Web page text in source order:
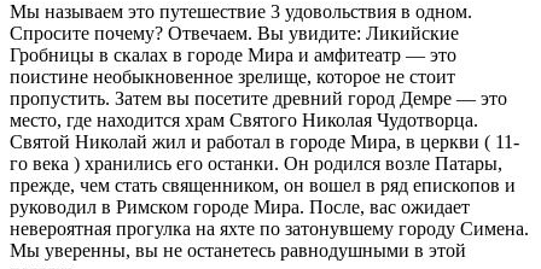
Мы называем это путешествие 3 удовольствия в одном.
Спросите почему? Отвечаем. Вы увидите: Ликийские
Гробницы в скалах в городе Мира и амфитеатр — это
поистине необыкновенное зрелище, которое не стоит
пропустить. Затем вы посетите древний город Демре — это
место, где находится храм Святого Николая Чудотворца.
Святой Николай жил и работал в городе Мира, в церкви ( 11-
го века ) хранились его останки. Он родился возле Патары,
прежде, чем стать священником, он вошел в ряд епископов и
руководил в Римском городе Мира. После, вас ожидает
невероятная прогулка на яхте по затонувшему городу Симена.
Мы уверенны, вы не останетесь равнодушными в этой